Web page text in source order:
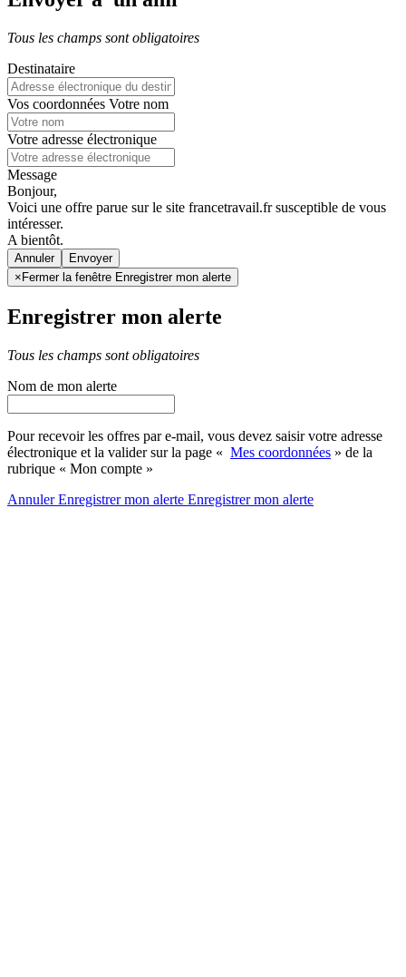
Tous les champs sont obligatoires
Destinataire
Vos coordonnées Votre nom
Votre adresse électronique
Message
Bonjour,
Voici une offre parue sur le site francetravail.fr susceptible de vous
intéresser.
A bientôt.
Annuler
× Fermer la fenêtre Enregistrer mon alerte
Enregistrer mon alerte
Tous les champs sont obligatoires
Nom de mon alerte
Pour recevoir les offres par e-mail, vous devez saisir votre adresse
électronique et la valider sur la page « Mes coordonnées » de la
rubrique « Mon compte »
AnnulerEnregistrer mon alerte Enregistrermon alerte